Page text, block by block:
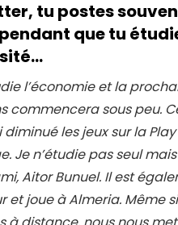
tu postes
que tu
l’économie et la
commencera sous peu.
diminué les jeux sur la
Je n’étudie pas seul
Aitor Bunuel. Il est
et joue à Almeria. Même